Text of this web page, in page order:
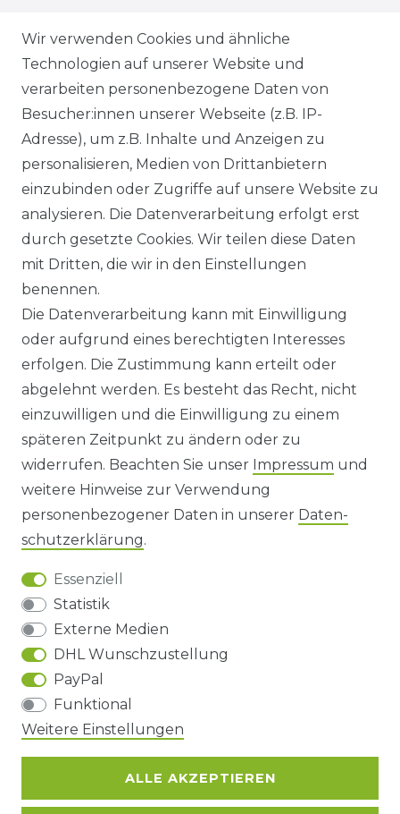
VERSANDARTEN & -KOSTEN
GEWERBETREIBENDE?
HILFE
KONTAKT
ANFAHRT
WIDERRUFS­FORMULAR
HINWEISE ZUR BATTERIEENTSORGUNG
IMPRESSUM
AGB UND KUNDENINFORMATIONEN
DATENSCHUTZERKLÄRUNG
BARRIEREFREIHEIT
Impressum Daten­schutz­erklärung
Barrierefreiheitserklärung
VERTRAG WIDERRUFEN Kontakt
Wir verwenden Cookies und ähnliche
Technologien auf unserer Website und
verarbeiten personenbezogene Daten von
Besucher:innen unserer Webseite (z.B. IP-
Adresse), um z.B. Inhalte und Anzeigen zu
personalisieren, Medien von Drittanbietern
einzubinden oder Zugriffe auf unsere Website zu
analysieren. Die Datenverarbeitung erfolgt erst
durch gesetzte Cookies. Wir teilen diese Daten
mit Dritten, die wir in den Einstellungen
benennen.
Die Datenverarbeitung kann mit Einwilligung
oder aufgrund eines berechtigten Interesses
erfolgen. Die Zustimmung kann erteilt oder
abgelehnt werden. Es besteht das Recht, nicht
einzuwilligen und die Einwilligung zu einem
späteren Zeitpunkt zu ändern oder zu
widerrufen. Beachten Sie unser Impressum und
weitere Hinweise zur Verwendung
personenbezogener Daten in unserer Daten­
schutz­erklärung.
Essenziell
Statistik
Externe Medien
DHL Wunschzustellung
PayPal
Funktional
Weitere Einstellungen
ALLE AKZEPTIEREN